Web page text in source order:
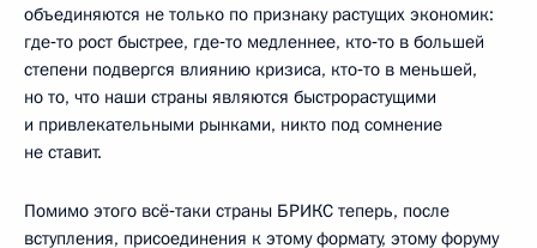
объединяются не только по признаку растущих экономик:
где‑то рост быстрее, где‑то медленнее, кто‑то в большей
степени подвергся влиянию кризиса, кто‑то в меньшей,
но то, что наши страны являются быстрорастущими
и привлекательными рынками, никто под сомнение
не ставит.
Помимо этого всё‑таки страны БРИКС теперь, после
вступления, присоединения к этому формату, этому форуму